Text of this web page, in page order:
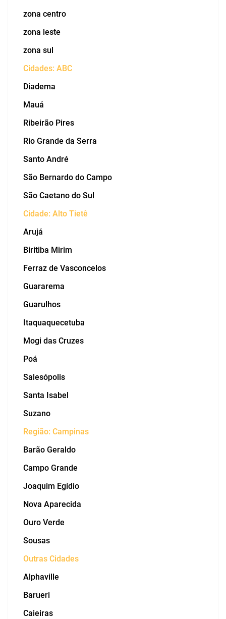
zona centro
zona leste
zona sul
Cidades: ABC
Diadema
Mauá
Ribeirão Pires
Rio Grande da Serra
Santo André
São Bernardo do Campo
São Caetano do Sul
Cidade: Alto Tietê
Arujá
Biritiba Mirim
Ferraz de Vasconcelos
Guararema
Guarulhos
Itaquaquecetuba
Mogi das Cruzes
Poá
Salesópolis
Santa Isabel
Suzano
Região: Campinas
Barão Geraldo
Campo Grande
Joaquim Egídio
Nova Aparecida
Ouro Verde
Sousas
Outras Cidades
Alphaville
Barueri
Caieiras